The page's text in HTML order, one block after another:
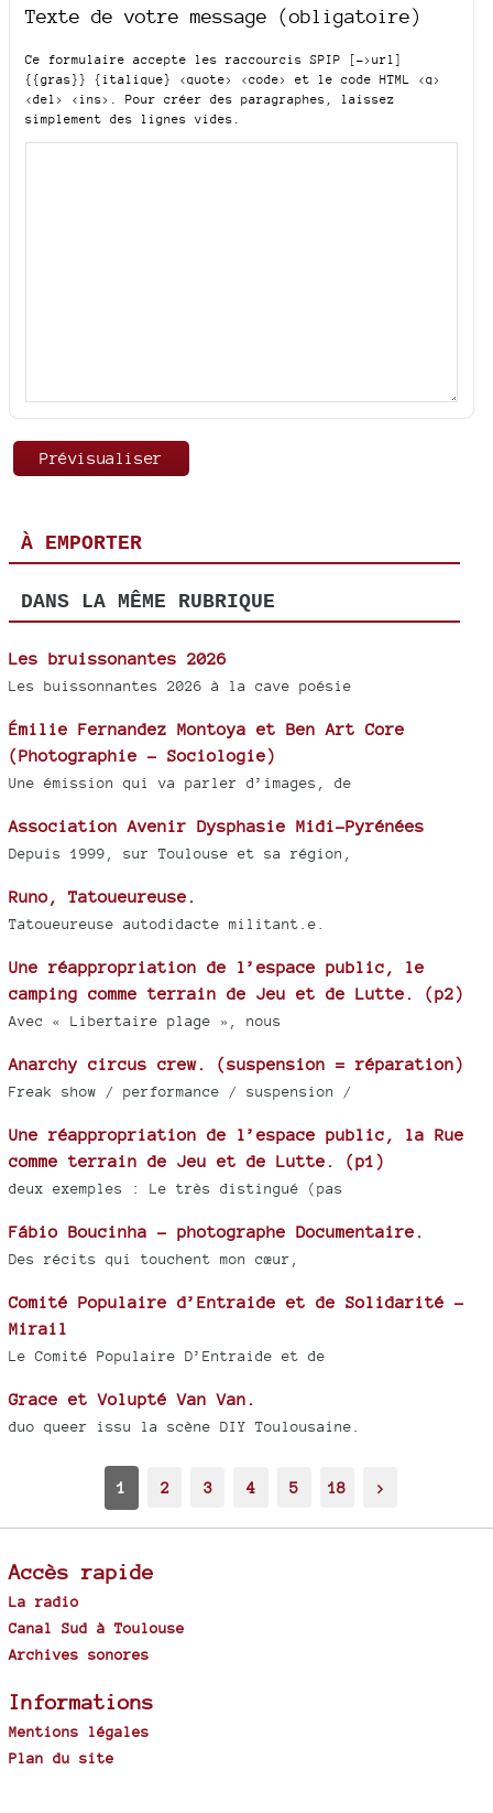
Texte de votre message (obligatoire)
Ce formulaire accepte les raccourcis SPIP
[->url]
{{gras}} {italique} <quote> <code>
et le code HTML <q>
<del> <ins>
. Pour créer des paragraphes, laissez
simplement des lignes vides.
À EMPORTER
DANS LA MÊME RUBRIQUE
Les bruissonantes 2026
Les buissonnantes 2026 à la cave poésie
Émilie Fernandez Montoya et Ben Art Core
(Photographie - Sociologie)
Une émission qui va parler d’images, de
Association Avenir Dysphasie Midi-Pyrénées
Depuis 1999, sur Toulouse et sa région,
Runo, Tatoueureuse.
Tatoueureuse autodidacte militant.e.
Une réappropriation de l’espace public, le
camping comme terrain de Jeu et de Lutte. (p2)
Avec « Libertaire plage », nous
Anarchy circus crew. (suspension = réparation)
Freak show / performance / suspension /
Une réappropriation de l’espace public, la Rue
comme terrain de Jeu et de Lutte. (p1)
deux exemples : Le très distingué (pas
Fábio Boucinha - photographe Documentaire.
Des récits qui touchent mon cœur,
Comité Populaire d’Entraide et de Solidarité -
Mirail
Le Comité Populaire D’Entraide et de
Grace et Volupté Van Van.
duo queer issu la scène DIY Toulousaine.
1 2 3 4 5 18 >
Accès rapide
La radio
Canal Sud à Toulouse
Archives sonores
Informations
Mentions légales
Plan du site